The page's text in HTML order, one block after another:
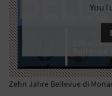
Zehn Jahre Bellevue di